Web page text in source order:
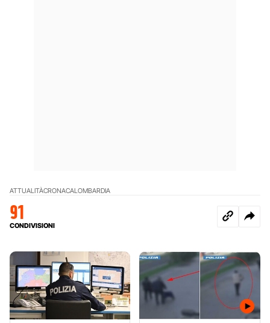
ATTUALITÀCRONACALOMBARDIA
91
CONDIVISIONI